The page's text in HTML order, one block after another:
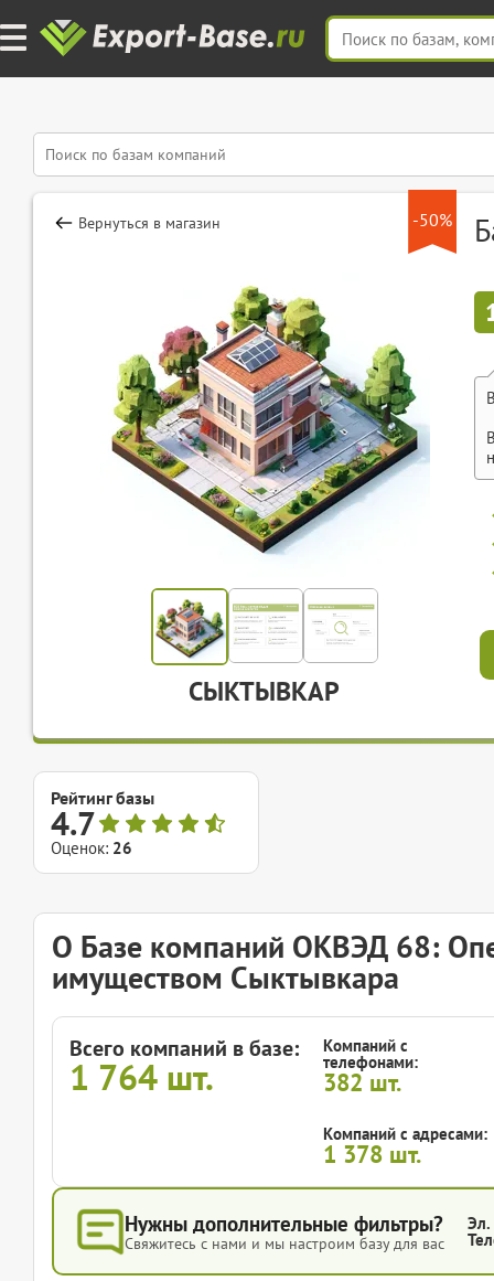
-50%
Вернуться в магазин
СЫКТЫВКАР
Рейтинг базы
4.7
Оценок: 26
О Базе компаний ОКВЭД 68:
имуществом Сыктывкара
Всего компаний в базе:
1 764 шт.
Компаний с
телефонами:
382 шт.
Компаний с адресами:
1 378 шт.
Нужны дополнительные фильтры?
Свяжитесь с нами и мы настроим базу для вас
Эл.